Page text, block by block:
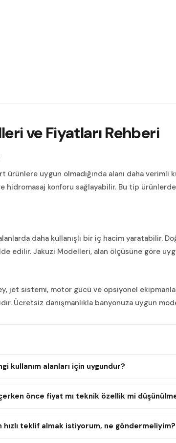
ve FiyatlarıRehberi
uygun olmadığında alanı daha verimli
hidromasaj konforu sağlayabilir. Bu tip
daha kullanışlı bir iç hacim yaratabilir.
edilir. Jakuzi Modelleri, alan ölçüsüne göre
jet sistemi, motor gücü ve opsiyonel
Ücretsiz danışmanlıkla banyonuza uygun
kullanım alanları için uygundur?
önce fiyat mı teknik özellik mi
teklif almak istiyorum, ne göndermeliyim?